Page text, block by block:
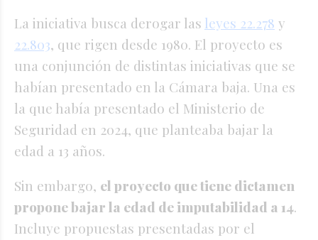
La iniciativa busca derogar las leyes 22.278 y
22.803, que rigen desde 1980. El proyecto es
una conjunción de distintas iniciativas que se
habían presentado en la Cámara baja. Una es
la que había presentado el Ministerio de
Seguridad en 2024, que planteaba bajar la
edad a 13 años.
Sin embargo, el proyecto que tiene dictamen
propone bajar la edad de imputabilidad a 14.
Incluye propuestas presentadas por el